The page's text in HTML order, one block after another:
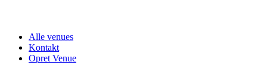
Alle venues
Kontakt
Opret Venue